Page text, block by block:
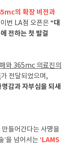
의 확장 비전과
번 LA점 오픈은 “대
전하는 첫 발걸
와 365mc 의료진의
가 전달되었으며,
감과 자부심을 되새
들어간다는 사명을
’을 넘어서는 ‘LAMS